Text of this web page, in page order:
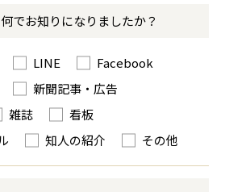
でお知りになりましたか？
LINE
Facebook
新聞記事・広告
雑誌
看板
知人の紹介 その他